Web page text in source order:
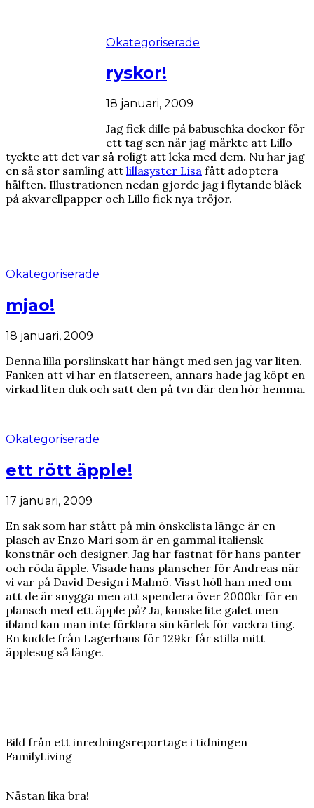
Okategoriserade
ryskor!
18 januari, 2009
Jag fick dille på babuschka dockor för
ett tag sen när jag märkte att Lillo
tyckte att det var så roligt att leka med dem. Nu har jag
en så stor samling att lillasyster Lisa fått adoptera
hälften. Illustrationen nedan gjorde jag i flytande bläck
på akvarellpapper och Lillo fick nya tröjor.
Okategoriserade
mjao!
18 januari, 2009
Denna lilla porslinskatt har hängt med sen jag var liten.
Fanken att vi har en flatscreen, annars hade jag köpt en
virkad liten duk och satt den på tvn där den hör hemma.
Okategoriserade
ett rött äpple!
17 januari, 2009
En sak som har stått på min önskelista länge är en
plasch av Enzo Mari som är en gammal italiensk
konstnär och designer. Jag har fastnat för hans panter
och röda äpple. Visade hans planscher för Andreas när
vi var på David Design i Malmö. Visst höll han med om
att de är snygga men att spendera över 2000kr för en
plansch med ett äpple på? Ja, kanske lite galet men
ibland kan man inte förklara sin kärlek för vackra ting.
En kudde från Lagerhaus för 129kr får stilla mitt
äpplesug så länge.
Bild från ett inredningsreportage i tidningen
FamilyLiving
Nästan lika bra!